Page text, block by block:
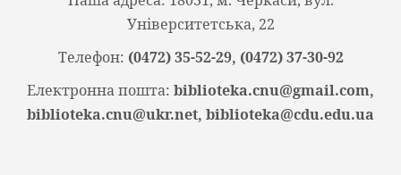
Університетська, 22
Телефон: (0472) 35-52-29, (0472) 37-30-92
Електронна пошта: biblioteka.cnu@gmail.com,
biblioteka.cnu@ukr.net, biblioteka@cdu.edu.ua